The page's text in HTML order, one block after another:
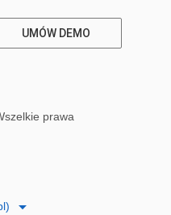
UMÓW DEMO
prawa
arrow_drop_down